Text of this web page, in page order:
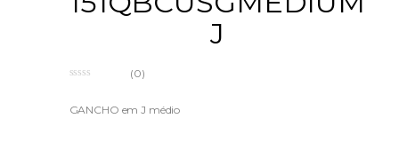
J
u
(0)
GANCHO em J médio